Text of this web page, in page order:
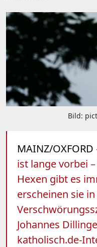
Bild:
MAINZ/OXFORD
ist lange vorbei
Hexen gibt es
erscheinen sie
Johannes
katholisch.de-